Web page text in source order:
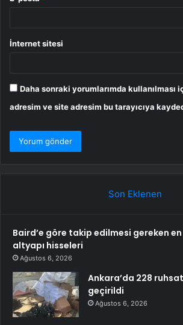
İnternet sitesi
Daha sonraki yorumlarımda kullanılması
adresim ve site adresim bu tarayıcıya
Son Eklenen
Baird’e göre takip edilmesi gereken
altyapı hisseleri
Ağustos 6, 2026
Ankara’da 228
geçirildi
Ağustos 6, 2026